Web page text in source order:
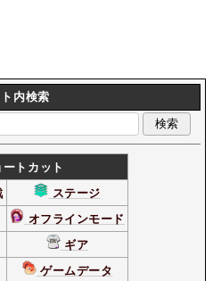
内検索
ートカット
ステージ
オフラインモード
ギア
ゲームデータ